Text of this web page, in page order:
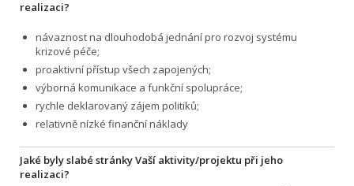
realizaci?
návaznost na dlouhodobá jednání pro rozvoj systému
krizové péče;
proaktivní přístup všech zapojených;
výborná komunikace a funkční spolupráce;
rychle deklarovaný zájem politiků;
relativně nízké finanční náklady
Jaké byly slabé stránky Vaší aktivity/projektu při jeho
realizaci?